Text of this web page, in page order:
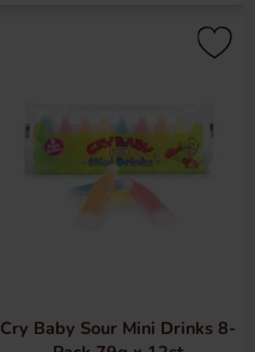
Cry Baby Sour Mini Drinks 8-